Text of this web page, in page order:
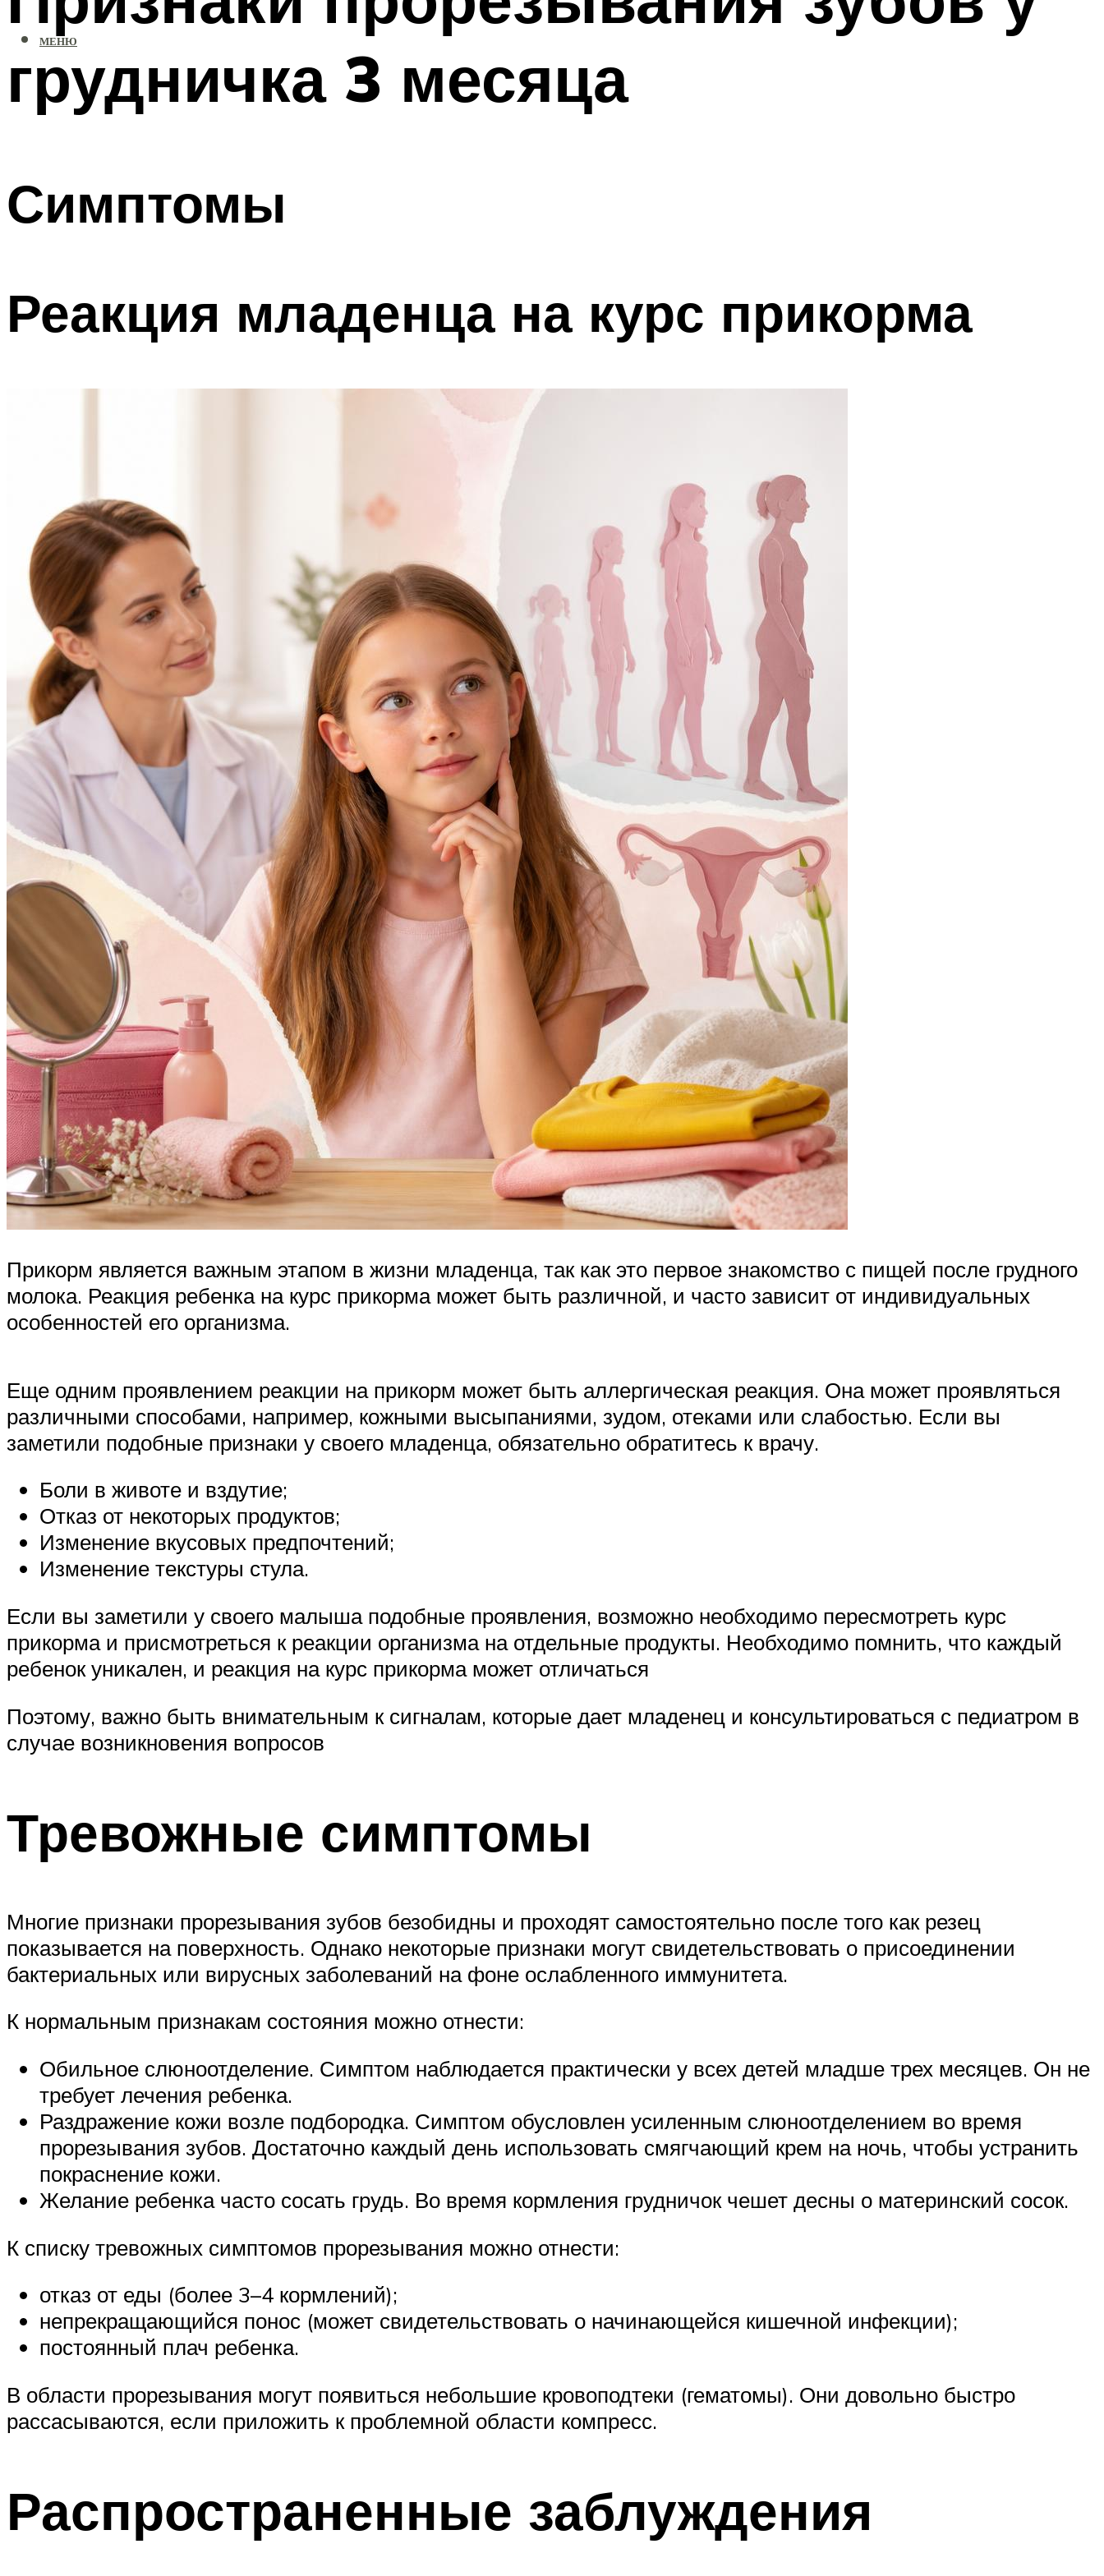
МЕНЮ
грудничка 3 месяца
Симптомы
Реакция младенца на курс прикорма
Прикорм является важным этапом в жизни младенца, так как это первое знакомство с пищей после грудного
молока. Реакция ребенка на курс прикорма может быть различной, и часто зависит от индивидуальных
особенностей его организма.
Еще одним проявлением реакции на прикорм может быть аллергическая реакция. Она может проявляться
различными способами, например, кожными высыпаниями, зудом, отеками или слабостью. Если вы
заметили подобные признаки у своего младенца, обязательно обратитесь к врачу.
Боли в животе и вздутие;
Отказ от некоторых продуктов;
Изменение вкусовых предпочтений;
Изменение текстуры стула.
Если вы заметили у своего малыша подобные проявления, возможно необходимо пересмотреть курс
прикорма и присмотреться к реакции организма на отдельные продукты. Необходимо помнить, что каждый
ребенок уникален, и реакция на курс прикорма может отличаться
Поэтому, важно быть внимательным к сигналам, которые дает младенец и консультироваться с педиатром в
случае возникновения вопросов
Тревожные симптомы
Многие признаки прорезывания зубов безобидны и проходят самостоятельно после того как резец
показывается на поверхность. Однако некоторые признаки могут свидетельствовать о присоединении
бактериальных или вирусных заболеваний на фоне ослабленного иммунитета.
К нормальным признакам состояния можно отнести:
Обильное слюноотделение. Симптом наблюдается практически у всех детей младше трех месяцев. Он не
требует лечения ребенка.
Раздражение кожи возле подбородка. Симптом обусловлен усиленным слюноотделением во время
прорезывания зубов. Достаточно каждый день использовать смягчающий крем на ночь, чтобы устранить
покраснение кожи.
Желание ребенка часто сосать грудь. Во время кормления грудничок чешет десны о материнский сосок.
К списку тревожных симптомов прорезывания можно отнести:
отказ от еды (более 3–4 кормлений);
непрекращающийся понос (может свидетельствовать о начинающейся кишечной инфекции);
постоянный плач ребенка.
В области прорезывания могут появиться небольшие кровоподтеки (гематомы). Они довольно быстро
рассасываются, если приложить к проблемной области компресс.
Распространенные заблуждения